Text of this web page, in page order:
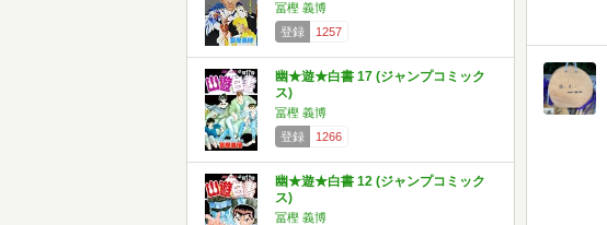
冨樫 義博
登録
1257
幽★遊★白書 17 (ジャンプコミック
ス)
冨樫 義博
登録
1266
幽★遊★白書 12 (ジャンプコミック
ス)
冨樫 義博